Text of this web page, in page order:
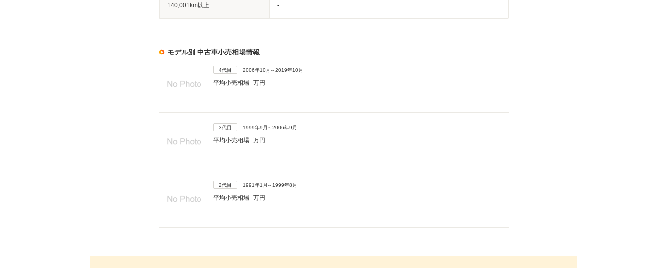
140,001km以上 -
モデル別 中古車小売相場情報
4代目 2006年10月～2019年10月
平均小売相場 万円
3代目 1999年9月～2006年9月
平均小売相場 万円
2代目 1991年1月～1999年8月
平均小売相場 万円